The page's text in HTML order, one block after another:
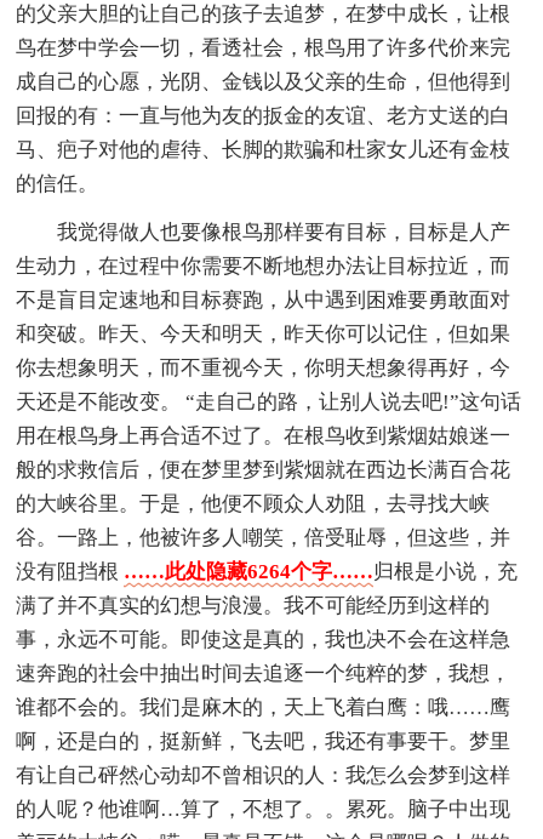
的父亲大胆的让自己的孩子去追梦，在梦中成长，让根
鸟在梦中学会一切，看透社会，根鸟用了许多代价来完
成自己的心愿，光阴、金钱以及父亲的生命，但他得到
回报的有：一直与他为友的扳金的友谊、老方丈送的白
马、疤子对他的虐待、长脚的欺骗和杜家女儿还有金枝
的信任。
我觉得做人也要像根鸟那样要有目标，目标是人产
生动力，在过程中你需要不断地想办法让目标拉近，而
不是盲目定速地和目标赛跑，从中遇到困难要勇敢面对
和突破。昨天、今天和明天，昨天你可以记住，但如果
你去想象明天，而不重视今天，你明天想象得再好，今
天还是不能改变。 “走自己的路，让别人说去吧!”这句话
用在根鸟身上再合适不过了。在根鸟收到紫烟姑娘迷一
般的求救信后，便在梦里梦到紫烟就在西边长满百合花
的大峡谷里。于是，他便不顾众人劝阻，去寻找大峡
谷。一路上，他被许多人嘲笑，倍受耻辱，但这些，并
没有阻挡根 ……此处隐藏6264个字……归根是小说，充
满了并不真实的幻想与浪漫。我不可能经历到这样的
事，永远不可能。即使这是真的，我也决不会在这样急
速奔跑的社会中抽出时间去追逐一个纯粹的梦，我想，
谁都不会的。我们是麻木的，天上飞着白鹰：哦……鹰
啊，还是白的，挺新鲜，飞去吧，我还有事要干。梦里
有让自己砰然心动却不曾相识的人：我怎么会梦到这样
的人呢？他谁啊…算了，不想了。。累死。脑子中出现